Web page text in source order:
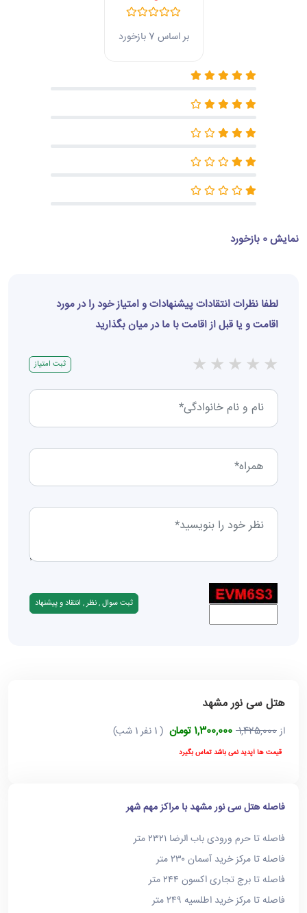
بر اساس 7 بازخورد
نمایش 0 بازخورد
لطفا نظرات انتقادات پیشنهادات و امتیاز خود را در مورد
اقامت و یا قبل از اقامت با ما در میان بگذارید
★
★
★
★
★ ثبت امتیاز
هتل سی نور مشهد
از1,425,000 1,300,000 تومان ( 1 نفر 1 شب)
قیمت ها آپدید نمی باشد تماس بگیرد
فاصله هتل سی نور مشهد با مراکز مهم شهر
فاصله تا حرم ورودی باب الرضا ۲۳۲۱ متر
فاصله تا مرکز خرید آسمان ۲۳۰ متر
فاصله تا برج تجاری اکسون ۲۴۴ متر
فاصله تا مرکز خرید اطلسیه ۲۴۹ متر